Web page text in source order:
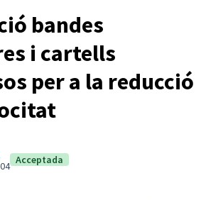
bandes
i cartells
per a la reducció
Acceptada